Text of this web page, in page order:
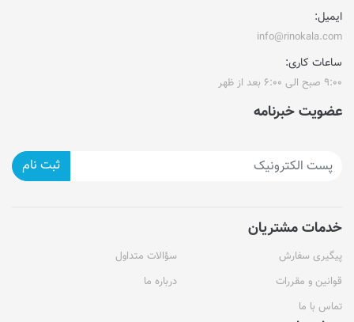
ایمیل:
info@rinokala.com
ساعات کاری:
۹:۰۰ صبح الی ۶:۰۰ بعد از ظهر
عضویت خبرنامه
ثبت نام
خدمات مشتریان
پیگیری سفارش
سؤالات متداول
قوانین و مقررات
درباره ما
تماس با ما